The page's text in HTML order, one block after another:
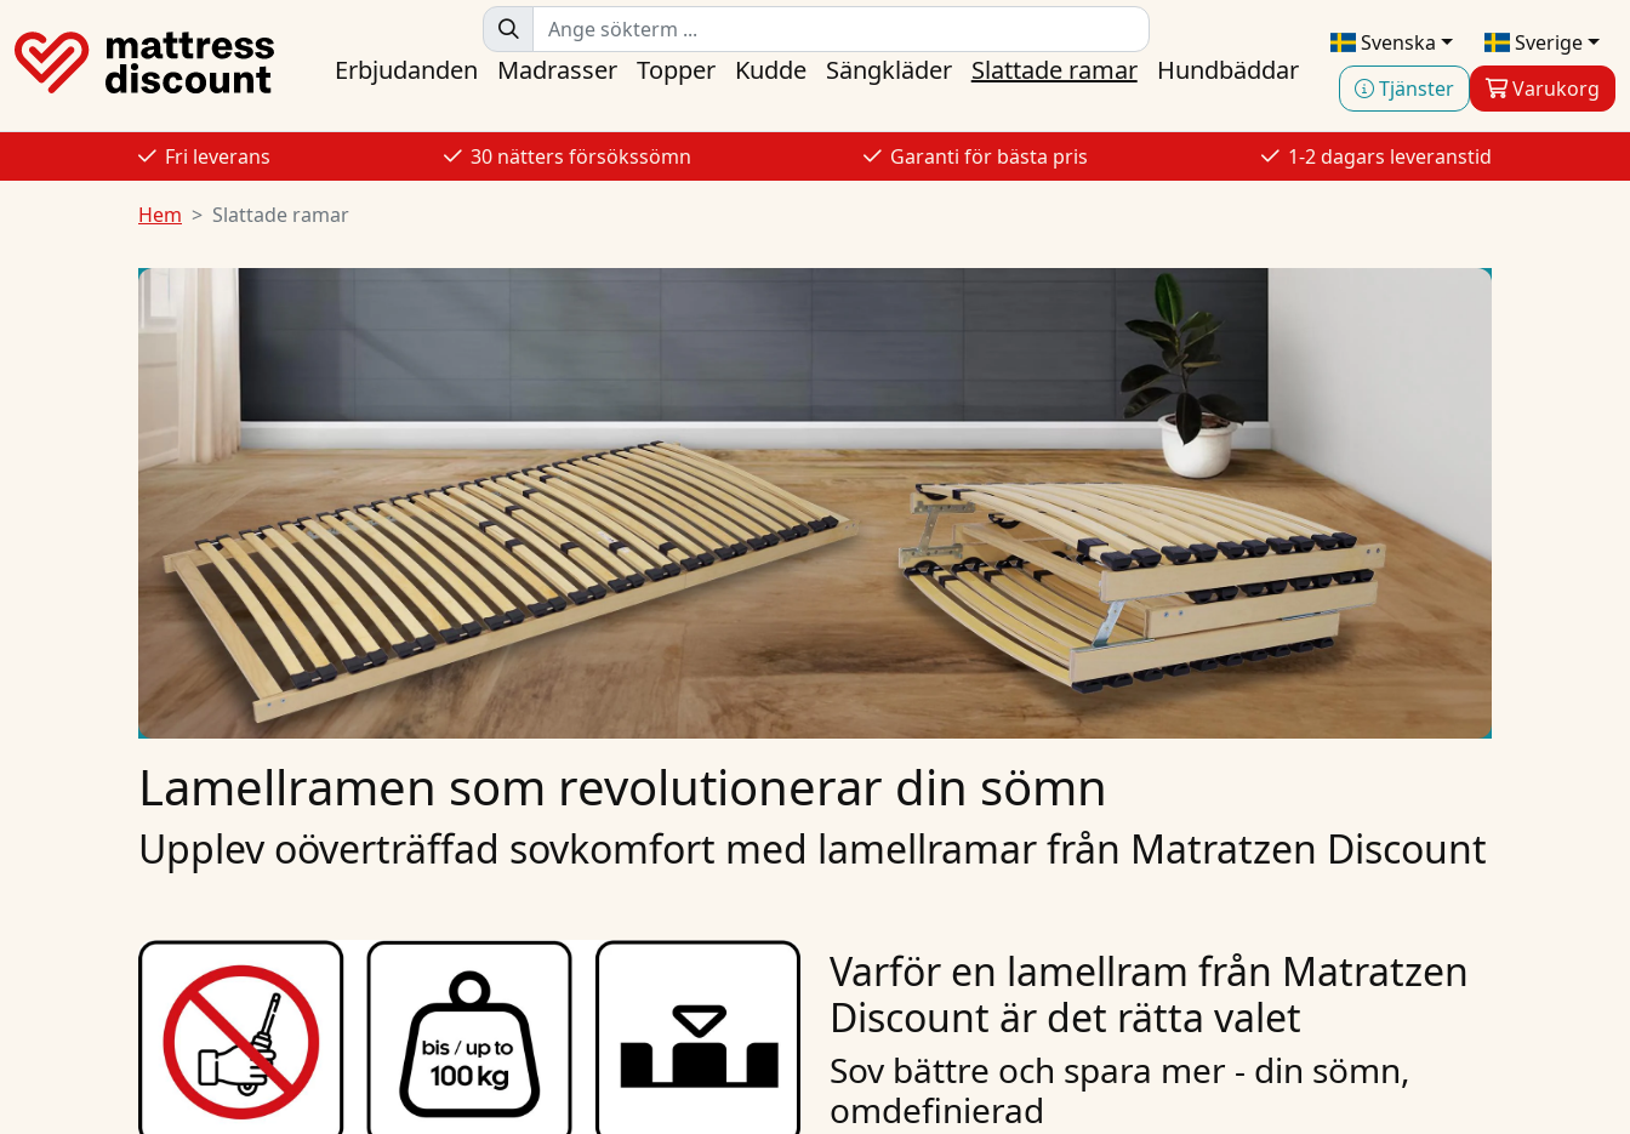
Svenska
Sverige
Tjänster
Varukorg
Erbjudanden Madrasser Topper Kudde Sängkläder Slattade ramar Hundbäddar
Fri leverans 30 nätters försökssömn Garanti för bästa pris 1-2 dagars leveranstid
Hem Slattade ramar
Lamellramen som revolutionerar din sömn
Upplev oöverträffad sovkomfort med lamellramar från Matratzen Discount
Varför en lamellram från Matratzen
Discount är det rätta valet
Sov bättre och spara mer - din sömn,
omdefinierad